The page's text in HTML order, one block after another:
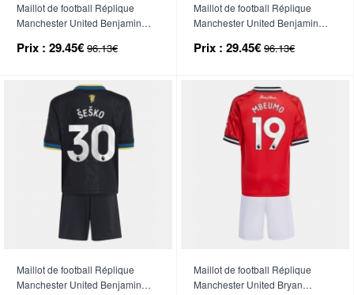
Maillot de football Réplique
Manchester United Benjamin
2025-26 Manche Courte (+
Prix : 29.45€ 96.13€
Maillot de football Réplique
Manchester United Benjamin
2025-26 Manche Courte (+
Prix : 29.45€ 96.13€
Maillot de football Réplique
Manchester United Benjamin
Maillot de football Réplique
Manchester United Bryan